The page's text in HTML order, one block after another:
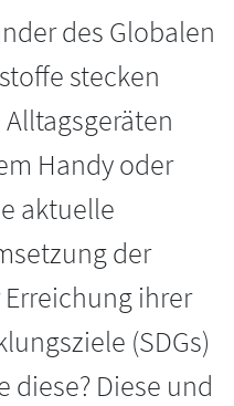
des Globalen
stecken
Handy oder
aktuelle
der
ihrer
(SDGs)
diese? Diese und